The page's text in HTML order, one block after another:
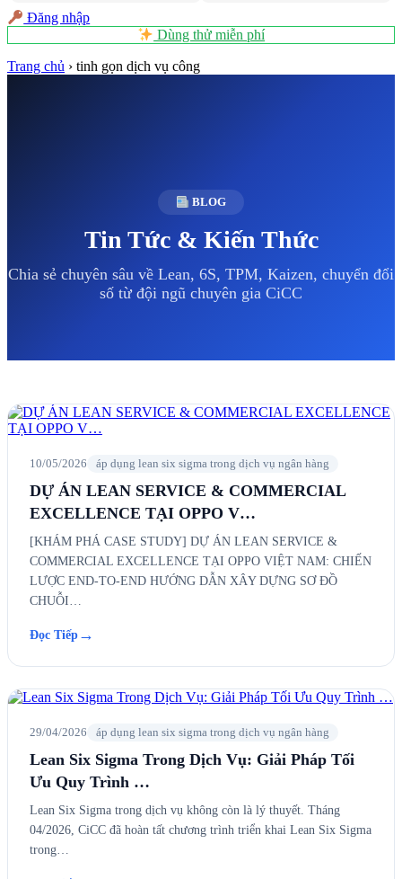
Đăng nhập
Dùng thử miễn phí
Trang chủ › tinh gọn dịch vụ công
BLOG
Tin Tức & Kiến Thức
Chia sẻ chuyên sâu về Lean, 6S, TPM, Kaizen, chuyển đổi
số từ đội ngũ chuyên gia CiCC
10/05/2026 áp dụng lean six sigma trong dịch vụ ngân hàng
DỰ ÁN LEAN SERVICE & COMMERCIAL
EXCELLENCE TẠI OPPO V…
[KHÁM PHÁ CASE STUDY] DỰ ÁN LEAN SERVICE &
COMMERCIAL EXCELLENCE TẠI OPPO VIỆT NAM: CHIẾN
LƯỢC END-TO-END HƯỚNG DẪN XÂY DỰNG SƠ ĐỒ
CHUỖI…
Đọc Tiếp →
29/04/2026 áp dụng lean six sigma trong dịch vụ ngân hàng
Lean Six Sigma Trong Dịch Vụ: Giải Pháp Tối
Ưu Quy Trình …
Lean Six Sigma trong dịch vụ không còn là lý thuyết. Tháng
04/2026, CiCC đã hoàn tất chương trình triển khai Lean Six Sigma
trong…